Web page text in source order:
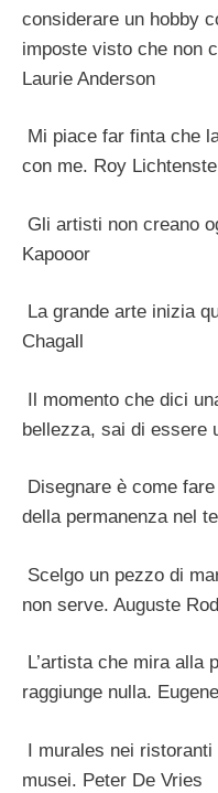
considerare un hobby
imposte visto che non
Laurie Anderson
Mi piace far finta che
con me. Roy
Gli artisti non creano
Kapooor
La grande arte inizia
Chagall
Il momento che dici
bellezza, sai di essere
Disegnare è come
della permanenza nel
Scelgo un pezzo di
non serve. Auguste
L’artista che mira alla
raggiunge nulla.
I murales nei
musei. Peter De Vries